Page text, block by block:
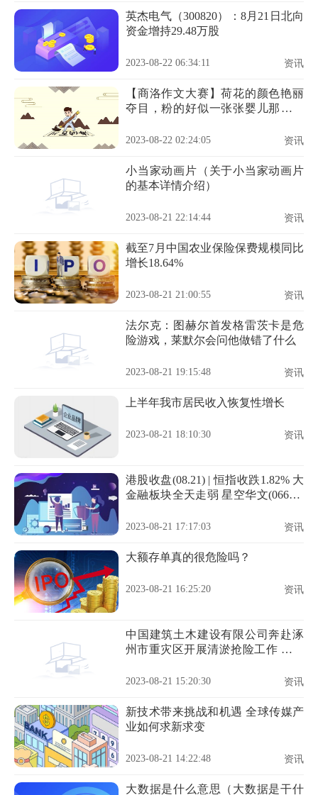
英杰电气（300820）：8月21日北向
资金增持29.48万股
2023-08-22 06:34:11 资讯
【商洛作文大赛】荷花的颜色艳丽
夺目，粉的好似一张张婴儿那可爱
2023-08-22 02:24:05 资讯
小当家动画片（关于小当家动画片
的基本详情介绍）
2023-08-21 22:14:44 资讯
截至7月中国农业保险保费规模同比
增长18.64%
2023-08-21 21:00:55 资讯
法尔克：图赫尔首发格雷茨卡是危
险游戏，莱默尔会问他做错了什么
2023-08-21 19:15:48 资讯
上半年我市居民收入恢复性增长
2023-08-21 18:10:30 资讯
港股收盘(08.21) | 恒指收跌1.82% 大
金融板块全天走弱 星空华文(06698)
2023-08-21 17:17:03 资讯
大额存单真的很危险吗？
2023-08-21 16:25:20 资讯
中国建筑土木建设有限公司奔赴涿
州市重灾区开展清淤抢险工作 具体
2023-08-21 15:20:30 资讯
新技术带来挑战和机遇 全球传媒产
业如何求新求变
2023-08-21 14:22:48 资讯
大数据是什么意思（大数据是干什